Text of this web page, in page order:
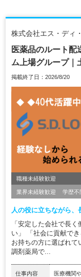
株式会社エス・ディ
医薬品のルート配
ム上場グループ｜
掲載終了日：2026/8/20
職種未経験歓迎
業界未経験歓迎 学歴不
人の役に立ちながら、
「安定した会社で長
い」 「社会に貢献で
お持ちの方に選ばれ
調剤薬局で...
仕事内容 医療機関